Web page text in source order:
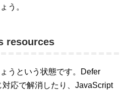
う。
resources
うという状態です。Defer
応で解消したり、JavaScript